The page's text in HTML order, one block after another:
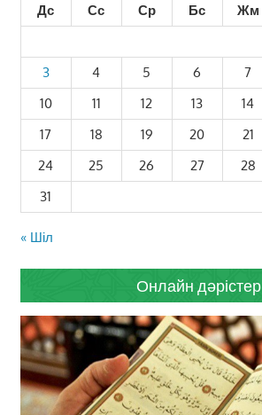
Дс
Сс Ср Бс Жм
3
4 5 6 7
10
11 12 13 14
17
18 19 20 21
24
25 26 27 28
31
« Шіл
Онлайн дәрістер